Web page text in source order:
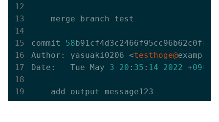
    merge branch test
commit 58
Author: yasuaki0206 <testhoge@
Date:   Tue May 3 20 : 35 : 14 2022 +0900